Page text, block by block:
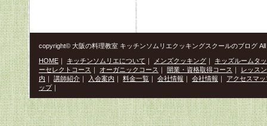
copyright© 大阪の料理教室 キッチンソムリエクッキングスクールのブログ
HOME ｜ キッチンソムリエについて ｜ メンズクッキング ｜
キッズルームタ
ーセレクトコース ｜ オーガニックコース ｜ 開業・資格取得コース ｜
レッス
内 ｜ 講師紹介 ｜ 入会案内 ｜ 料金一覧 ｜ 会社情報 ｜ 会社情報 ｜
アクセスマッ
ップ｜